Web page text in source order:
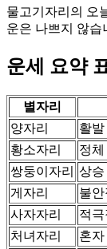
물고기자리의 오
운은 나쁘지 않습
운세 요약
별자리
양자리
활발
황소자리
정체
쌍둥이자리
상승
게자리
불안
사자자리
적극
처녀자리
혼